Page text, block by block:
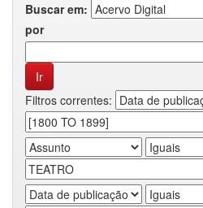
Buscar em:
por
Filtros correntes: